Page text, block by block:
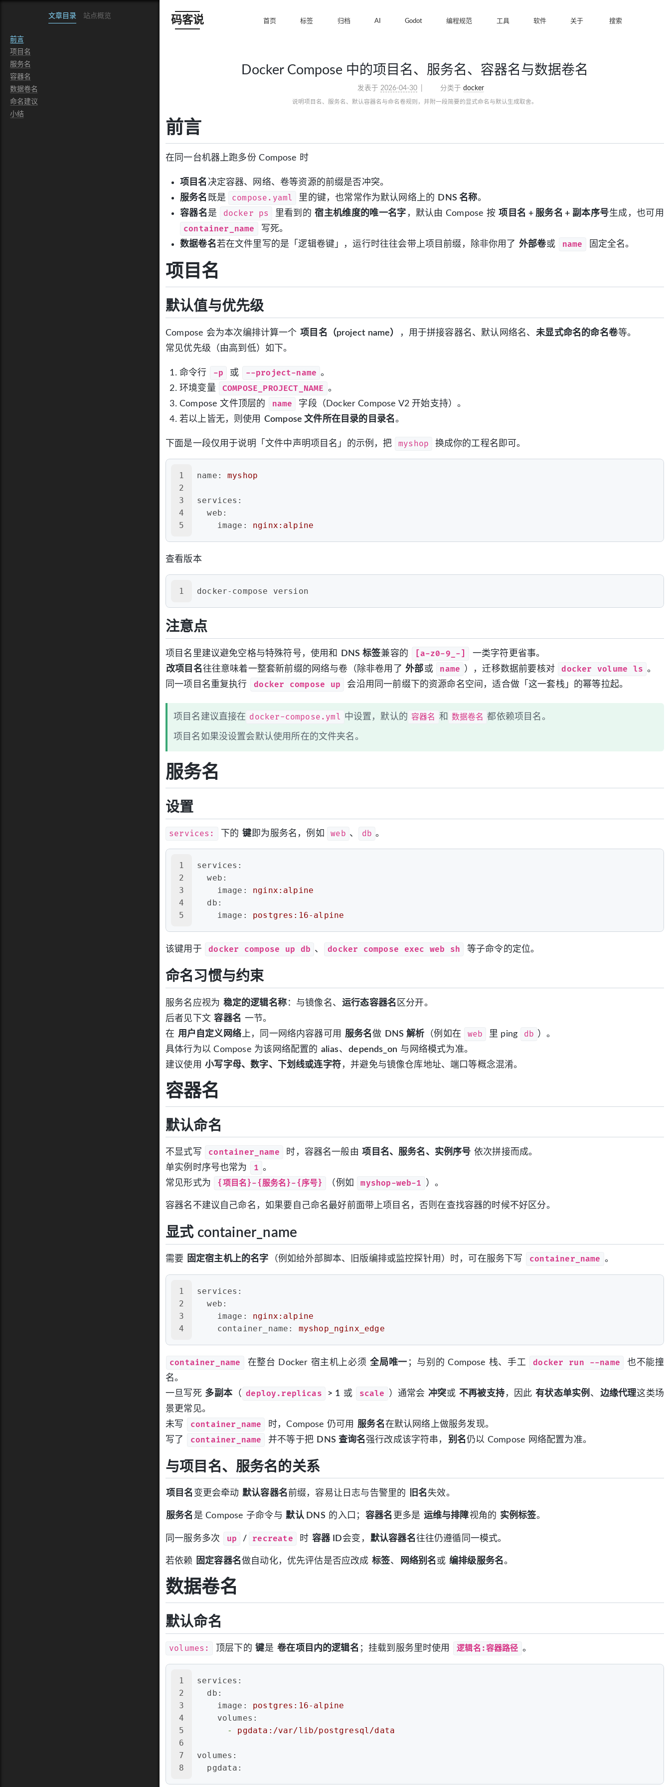
码客说 首页 标签 归档 AI Godot 编程规范 工具 软件 关于 搜索
文章目录 站点概览
前言
项目名
服务名
容器名
数据卷名
命名建议
小结
Docker Compose 中的项目名、服务名、容器名与数据卷名
发表于 2026-04-30 分类于 docker
说明项目名、服务名、默认容器名与命名卷规则，并附一段简要的显式命名与默认生成取舍。
前言
在同一台机器上跑多份 Compose 时
项目名 决定容器、网络、卷等资源的前缀是否冲突。
服务名 既是 compose.yaml 里的键，也常常作为默认网络上的 DNS 名称。
容器名 是 docker ps 里看到的 宿主机维度的唯一名字 ，默认由 Compose 按 项目名 + 服务名 + 副本序号生成，也可用
container_name
写死。
数据卷名若在文件里写的是「逻辑卷键」，运行时往往会带上项目前缀，除非你用了 外部卷或 name 固定全名。
项目名
默认值与优先级
Compose 会为本次编排计算一个 项目名（project name） ，用于拼接容器名、默认网络名、 未显式命名的命名卷等。
常见优先级（由高到低）如下。
命令行 -p 或 --project-name 。
环境变量
COMPOSE_PROJECT_NAME 。
Compose 文件顶层的
name
字段（Docker Compose V2 开始支持）。
若以上皆无，则使用 Compose 文件所在目录的目录名。
下面是一段仅用于说明「文件中声明项目名」的示例，把 myshop 换成你的工程名即可。
1
2
3
4
5
name: myshop
services:
web:
image:
nginx:alpine
查看版本
1 docker-compose version
注意点
项目名里建议避免空格与特殊符号，使用和 DNS 标签兼容的 [a-z0-9_-]
一类字符更省事。
改项目名往往意味着一整套新前缀的网络与卷（除非卷用了 外部或 name ），迁移数据前要核对 docker volume ls 。
同一项目名重复执行
docker compose up 会沿用同一前缀下的资源命名空间，适合做「这一套栈」的幂等拉起。
项目名建议直接在 docker-compose.yml 中设置，默认的 容器名 和 数据卷名 都依赖项目名。
项目名如果没设置会默认使用所在的文件夹名。
服务名
设置
services: 下的 键即为服务名，例如 web 、 db 。
1
2
3
4
5
services:
web:
image:
nginx:alpine
db:
image:
postgres:16-alpine
该键用于 docker compose up db 、 docker compose exec web sh 等子命令的定位。
命名习惯与约束
服务名应视为 稳定的逻辑名称 ：与镜像名、 运行态容器名 区分开。
后者见下文 容器名 一节。
在 用户自定义网络 上，同一网络内容器可用 服务名做 DNS 解析 （例如在 web 里 ping db ）。
具体行为以 Compose 为该网络配置的 alias、 depends_on 与网络模式为准。
建议使用 小写字母、数字、下划线或连字符 ，并避免与镜像仓库地址、端口等概念混淆。
容器名
默认命名
不显式写 container_name 时，容器名一般由 项目名、服务名、实例序号 依次拼接而成。
单实例时序号也常为
1 。
常见形式为
{项目名}-{服务名}-{序号} （例如 myshop-web-1 ）。
容器名不建议自己命名，如果要自己命名最好前面带上项目名，否则在查找容器的时候不好区分。
显式 container_name
需要 固定宿主机上的名字 （例如给外部脚本、旧版编排或监控探针用）时，可在服务下写 container_name 。
1
2
3
4
services:
web:
image:
nginx:alpine
container_name:
myshop_nginx_edge
container_name 在整台 Docker 宿主机上必须 全局唯一 ；与别的 Compose 栈、手工 docker run --name
也不能撞
名。
一旦写死 多副本 （ deploy.replicas > 1 或 scale ）通常会 冲突或 不再被支持 ，因此 有状态单实例 、 边缘代理这类场
景更常见。
未写
container_name 时，Compose 仍可用 服务名在默认网络上做服务发现。
写了
container_name 并不等于把 DNS 查询名 强行改成该字符串， 别名仍以 Compose 网络配置为准。
与项目名、服务名的关系
项目名 变更会牵动 默认容器名 前缀，容易让日志与告警里的 旧名 失效。
服务名 是 Compose 子命令与 默认 DNS 的入口； 容器名 更多是 运维与排障视角的 实例标签。
同一服务多次 up / recreate 时 容器 ID会变， 默认容器名往往仍遵循同一模式。
若依赖 固定容器名做自动化，优先评估是否应改成 标签、 网络别名 或 编排级服务名。
数据卷名
默认命名
volumes: 顶层下的 键是 卷在项目内的逻辑名 ；挂载到服务里时使用 逻辑名:容器路径 。
1
2
3
4
5
6
7
8
services:
db:
image:
postgres:16-alpine
volumes:
-
pgdata:/var/lib/postgresql/data
volumes:
pgdata: